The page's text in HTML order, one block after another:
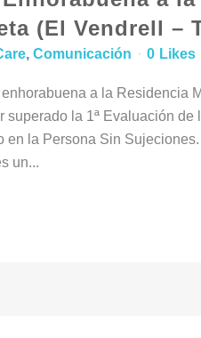
(El Vendrell –
, Comunicación 0 Likes
a la Residencia
superado la 1ª Evaluación
en la Persona Sin
un...